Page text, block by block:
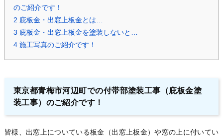
のご紹介です！
2 庇板金・出窓上板金とは…
3 庇板金・出窓上板金を塗装しないと…
4施工写真のご紹介です！
東京都青梅市河辺町での付帯部塗装工事（庇板金塗
装工事）のご紹介です！
皆様、出窓上についている板金（出窓上板金）や窓の上に付いてい